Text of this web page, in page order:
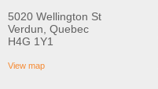
5020 Wellington St
Verdun, Quebec
H4G 1Y1
View map